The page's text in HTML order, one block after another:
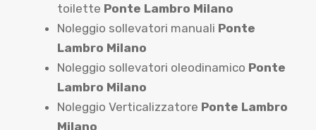
toilette Ponte Lambro Milano
Noleggio sollevatori manuali Ponte
Lambro Milano
Noleggio sollevatori oleodinamico Ponte
Lambro Milano
Noleggio Verticalizzatore Ponte Lambro
Milano